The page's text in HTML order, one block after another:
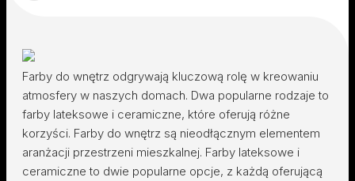
Farby do wnętrz odgrywają kluczową rolę w kreowaniu
atmosfery w naszych domach. Dwa popularne rodzaje to
farby lateksowe i ceramiczne, które oferują różne
korzyści. Farby do wnętrz są nieodłącznym elementem
aranżacji przestrzeni mieszkalnej. Farby lateksowe i
ceramiczne to dwie popularne opcje, z każdą oferującą